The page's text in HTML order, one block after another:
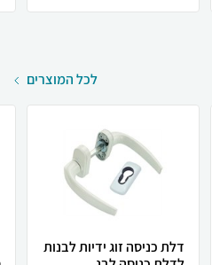
לכל המוצרים
דלת כניסה זוג ידיות לבנות